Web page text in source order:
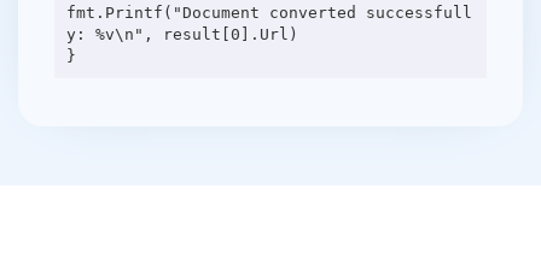
fmt.Printf("Document converted successfull
y: %v\n", result[0].Url)